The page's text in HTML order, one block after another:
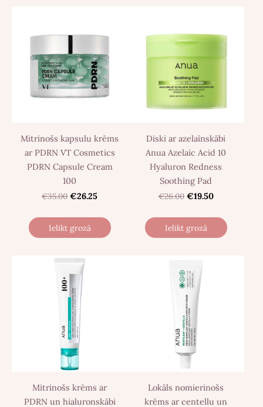
Mitrinošs kapsulu krēms
ar PDRN VT Cosmetics
PDRN Capsule Cream
100
€35.00 €26.25
Ielikt grozā
Diski ar azelaīnskābi
Anua Azelaic Acid 10
Hyaluron Redness
Soothing Pad
€26.00 €19.50
Ielikt grozā
Mitrinošs krēms ar
PDRN un hialuronskābi
Lokāls nomierinošs
krēms ar centellu un